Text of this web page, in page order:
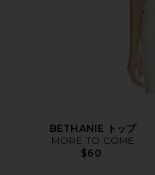
BETHANIE トップ
MORE TO COME
$60